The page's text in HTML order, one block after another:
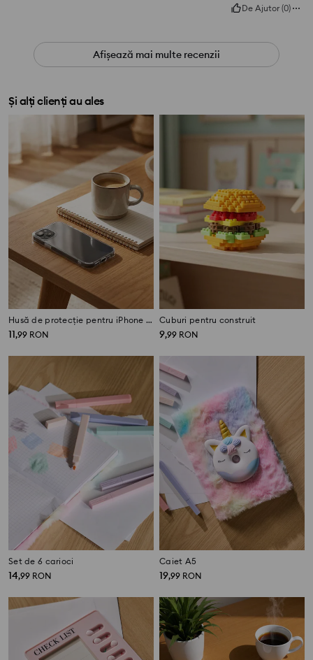
De Ajutor (0)
Afișează mai multe recenzii
Și alți clienți au ales
Husă de protecție pentru iPhone 13/14
11,99 RON
Cuburi pentru construit
9,99 RON
Set de 6 carioci
14,99 RON
Caiet A5
19,99 RON